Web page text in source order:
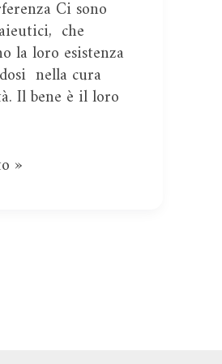
Ci sono
che
la loro esistenza
nella cura
Il bene è il loro
»